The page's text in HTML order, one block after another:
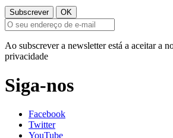
Ao subscrever a newsletter está a aceitar a
privacidade
Siga-nos
Facebook
Twitter
YouTube